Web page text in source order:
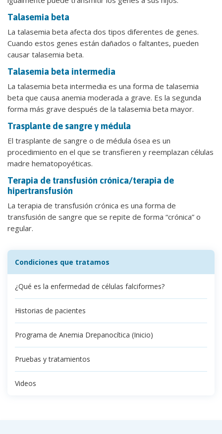
Talasemia beta
La talasemia beta afecta dos tipos diferentes de genes.
Cuando estos genes están dañados o faltantes, pueden
causar talasemia beta.
Talasemia beta intermedia
La talasemia beta intermedia es una forma de talasemia
beta que causa anemia moderada a grave. Es la segunda
forma más grave después de la talasemia beta mayor.
Trasplante de sangre y médula
El trasplante de sangre o de médula ósea es un
procedimiento en el que se transfieren y reemplazan células
madre hematopoyéticas.
Terapia de transfusión crónica/terapia de
hipertransfusión
La terapia de transfusión crónica es una forma de
transfusión de sangre que se repite de forma “crónica” o
regular.
Condiciones que tratamos
¿Qué es la enfermedad de células falciformes?
Historias de pacientes
Programa de Anemia Drepanocítica (Inicio)
Pruebas y tratamientos
Videos